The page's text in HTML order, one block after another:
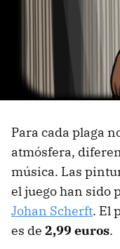
Para cada plaga
atmósfera,
música. Las
el juego han sido
Johan Scherft. El
es de 2,99 euros.